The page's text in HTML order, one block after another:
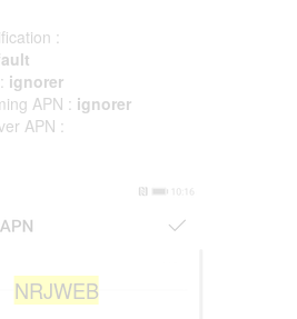
:
ignorer
APN : ignorer
APN :
NRJWEB